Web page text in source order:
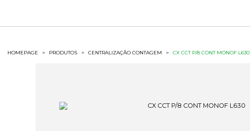
HOMEPAGE > PRODUTOS > CENTRALIZAÇÃO CONTAGEM > CX CCT P/8 CONT MONOF L630